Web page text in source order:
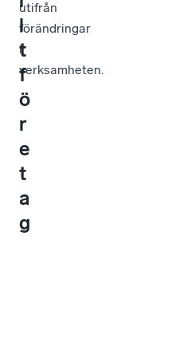
utifrån
förändringar
i
verksamheten.
l
t
f
ö
r
e
t
a
g